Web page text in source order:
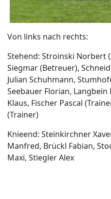
Von links nach rechts:
Stehend: Stroinski Norbert
Siegmar (Betreuer),
Julian Schuhmann,
Seebauer Florian,
Klaus, Fischer Pascal
(Trainer)
Knieend: Steinkirchner
Manfred, Brückl Fabian,
Maxi, Stiegler Alex